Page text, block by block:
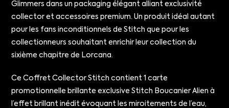
Glimmers dans un packaging élégant alliant exclusivité
collector et accessoires premium. Un produit idéal autant
pour les fans inconditionnels de Stitch que pour les
collectionneurs souhaitant enrichir leur collection du
sixième chapitre de Lorcana.
Ce Coffret Collector Stitch contient 1 carte
promotionnelle brillante exclusive Stitch Boucanier Alien à
l’effet brillant inédit évoquant les miroitements de l’eau,